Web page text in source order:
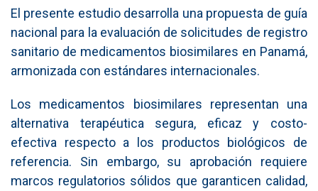
El presente estudio desarrolla una propuesta de guía
nacional para la evaluación de solicitudes de registro
sanitario de medicamentos biosimilares en Panamá,
armonizada con estándares internacionales.
Los medicamentos biosimilares representan una
alternativa terapéutica segura, eficaz y costo-
efectiva respecto a los productos biológicos de
referencia. Sin embargo, su aprobación requiere
marcos regulatorios sólidos que garanticen calidad,